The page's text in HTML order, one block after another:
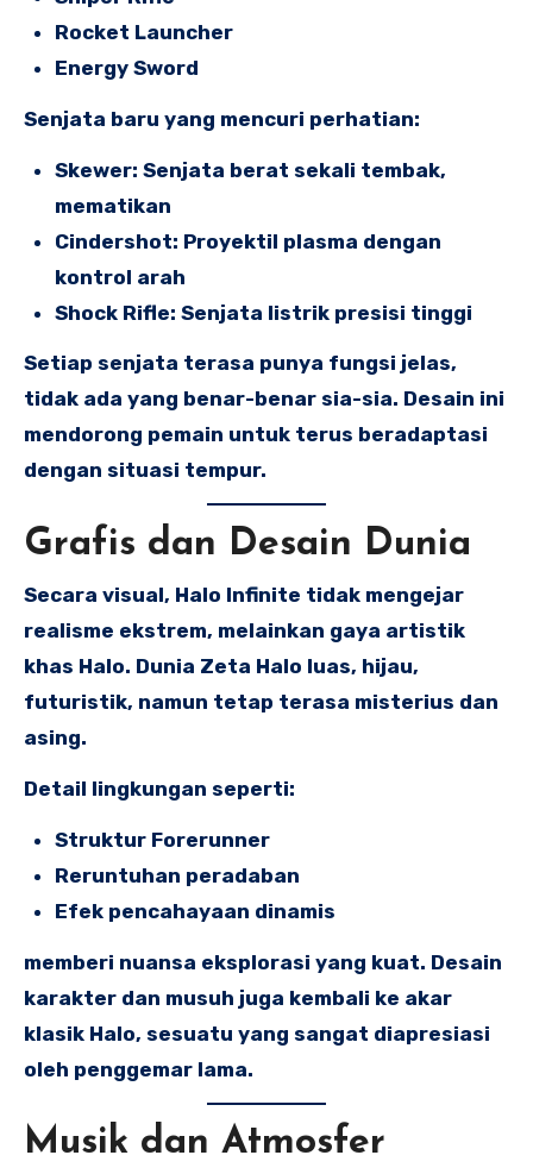
Rocket Launcher
Energy Sword
Senjata baru yang mencuri perhatian:
Skewer: Senjata berat sekali tembak,
mematikan
Cindershot: Proyektil plasma dengan
kontrol arah
Shock Rifle: Senjata listrik presisi tinggi
Setiap senjata terasa punya fungsi jelas,
tidak ada yang benar-benar sia-sia. Desain ini
mendorong pemain untuk terus beradaptasi
dengan situasi tempur.
Grafis dan Desain Dunia
Secara visual, Halo Infinite tidak mengejar
realisme ekstrem, melainkan gaya artistik
khas Halo. Dunia Zeta Halo luas, hijau,
futuristik, namun tetap terasa misterius dan
asing.
Detail lingkungan seperti:
Struktur Forerunner
Reruntuhan peradaban
Efek pencahayaan dinamis
memberi nuansa eksplorasi yang kuat. Desain
karakter dan musuh juga kembali ke akar
klasik Halo, sesuatu yang sangat diapresiasi
oleh penggemar lama.
Musik dan Atmosfer